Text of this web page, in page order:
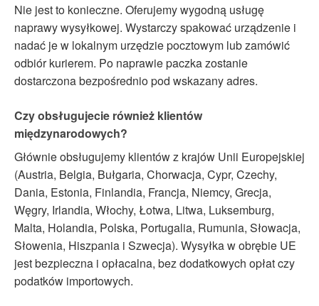
Nie jest to konieczne. Oferujemy wygodną usługę
naprawy wysyłkowej. Wystarczy spakować urządzenie i
nadać je w lokalnym urzędzie pocztowym lub zamówić
odbiór kurierem. Po naprawie paczka zostanie
dostarczona bezpośrednio pod wskazany adres.
Czy obsługujecie również klientów
międzynarodowych?
Głównie obsługujemy klientów z krajów Unii Europejskiej
(Austria, Belgia, Bułgaria, Chorwacja, Cypr, Czechy,
Dania, Estonia, Finlandia, Francja, Niemcy, Grecja,
Węgry, Irlandia, Włochy, Łotwa, Litwa, Luksemburg,
Malta, Holandia, Polska, Portugalia, Rumunia, Słowacja,
Słowenia, Hiszpania i Szwecja). Wysyłka w obrębie UE
jest bezpieczna i opłacalna, bez dodatkowych opłat czy
podatków importowych.